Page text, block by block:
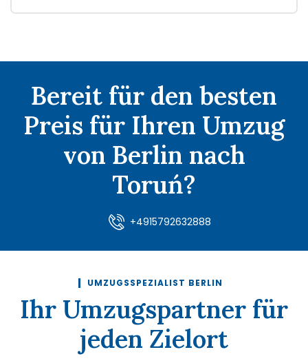
Bereit für den besten
Preis für Ihren Umzug
von Berlin nach
Toruń?
+4915792632888
UMZUGSSPEZIALIST BERLIN
Ihr Umzugspartner für
jeden Zielort